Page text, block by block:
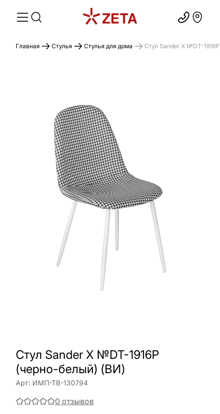
Главная Стулья Стулья для дома Стул Sander X №DT-
Стул Sander X №DT-1916P
(черно-белый) (ВИ)
Арт: ИМП-ТВ-130794
0 отзывов